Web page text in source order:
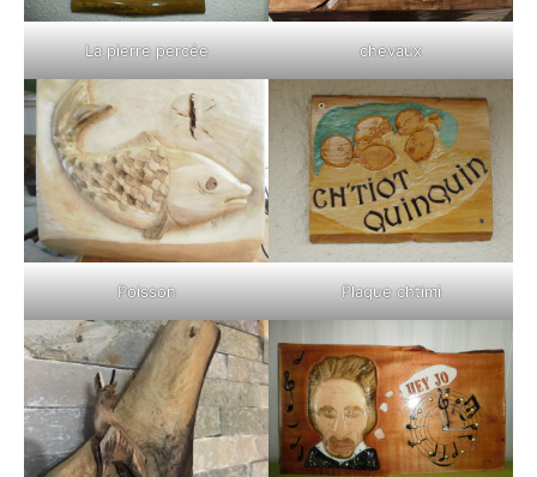
La pierre percée chevaux
Poisson Plaque chtimi